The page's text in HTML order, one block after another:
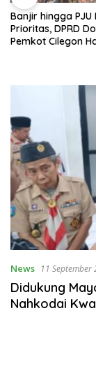
Banjir hingga PJU
Prioritas, DPRD
Pemkot Cilegon
News 11 September
Didukung
Nahkodai